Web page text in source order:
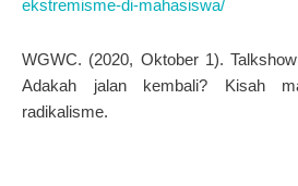
ekstremisme-di-mahasiswa/
WGWC. (2020, Oktober 1).
Adakah jalan kembali? Kisah
radikalisme.